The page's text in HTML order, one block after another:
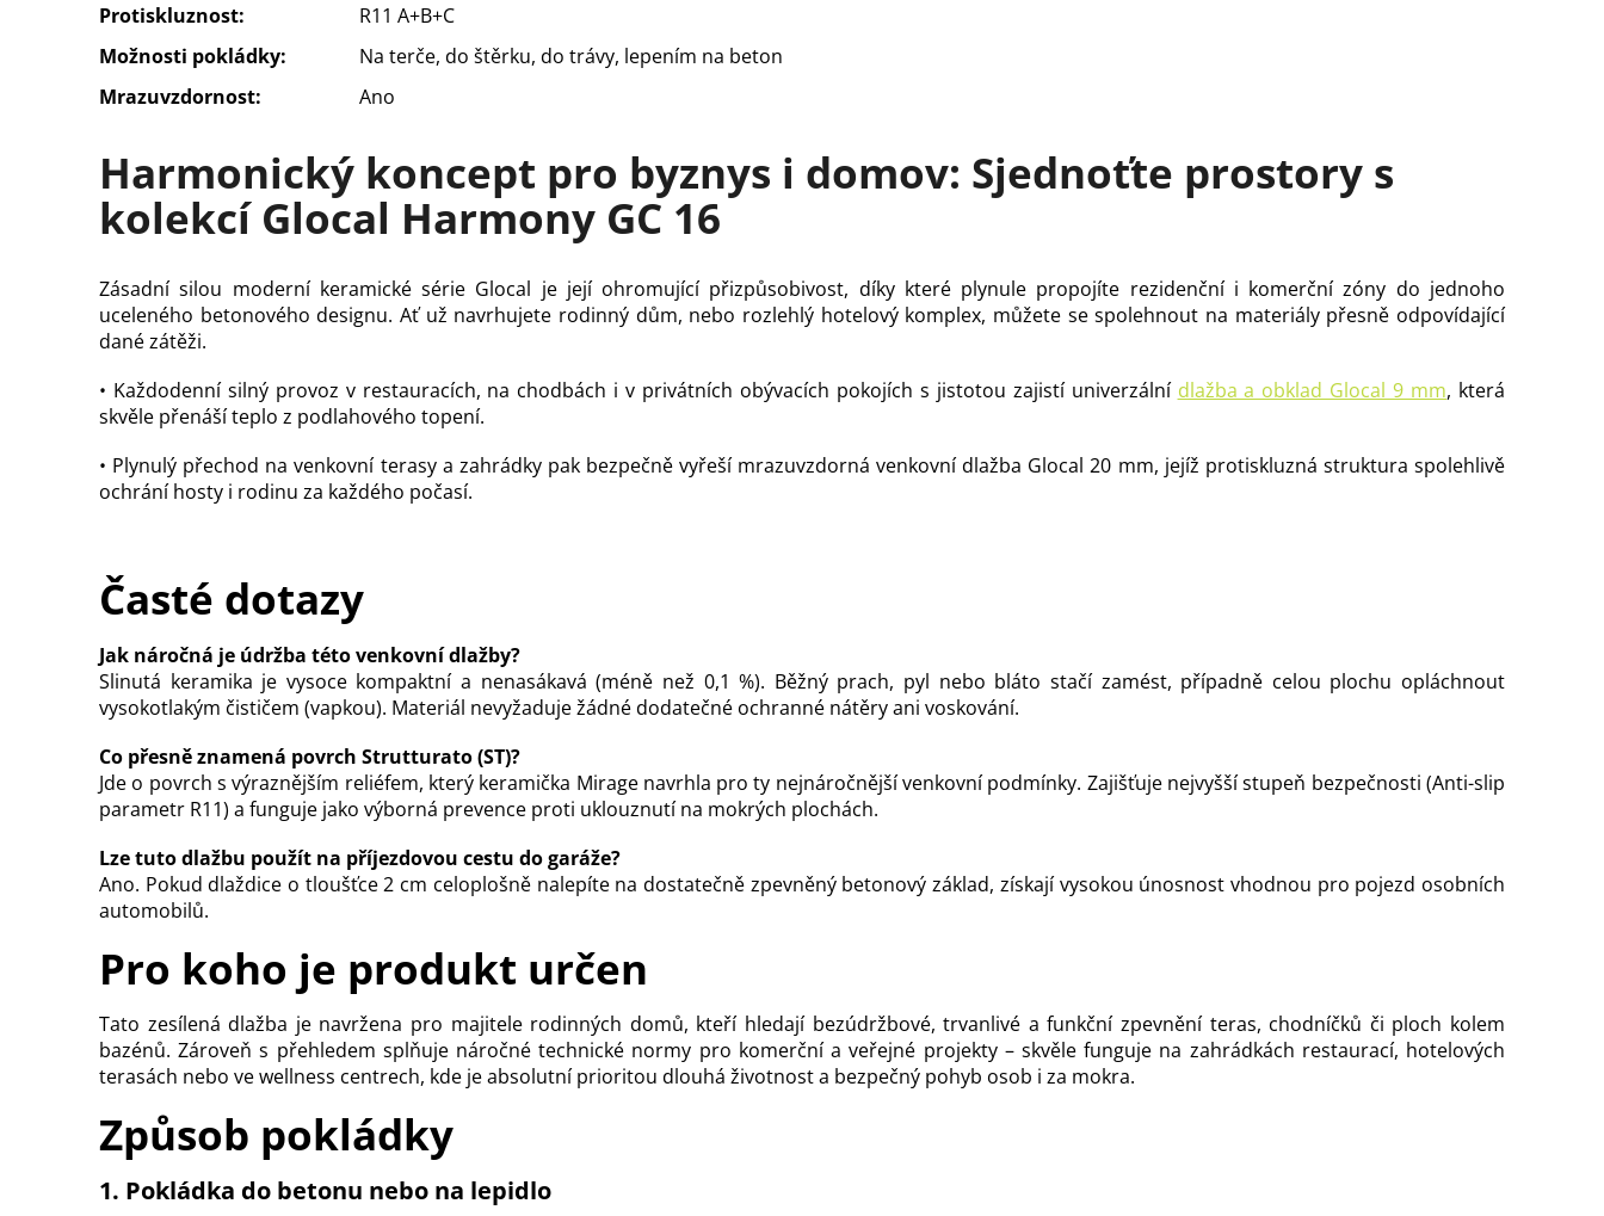
Protiskluznost:
R11 A+B+C
Možnosti pokládky:
Na terče, do štěrku, do trávy, lepením na beton
Mrazuvzdornost:
Ano
Harmonický koncept pro byznys i domov: Sjednoťte prostory s
kolekcí Glocal Harmony GC 16
Zásadní silou moderní keramické série Glocal je její ohromující přizpůsobivost, díky které plynule propojíte rezidenční i komerční zóny do jednoho
uceleného betonového designu. Ať už navrhujete rodinný dům, nebo rozlehlý hotelový komplex, můžete se spolehnout na materiály přesně odpovídající
dané zátěži.
• Každodenní silný provoz v restauracích, na chodbách i v privátních obývacích pokojích s jistotou zajistí univerzální dlažba a obklad Glocal 9 mm, která
skvěle přenáší teplo z podlahového topení.
• Plynulý přechod na venkovní terasy a zahrádky pak bezpečně vyřeší mrazuvzdorná venkovní dlažba Glocal 20 mm, jejíž protiskluzná struktura spolehlivě
ochrání hosty i rodinu za každého počasí.
Časté dotazy
Jak náročná je údržba této venkovní dlažby?
Slinutá keramika je vysoce kompaktní a nenasákavá (méně než 0,1 %). Běžný prach, pyl nebo bláto stačí zamést, případně celou plochu opláchnout
vysokotlakým čističem (vapkou). Materiál nevyžaduje žádné dodatečné ochranné nátěry ani voskování.
Co přesně znamená povrch Strutturato (ST)?
Jde o povrch s výraznějším reliéfem, který keramička Mirage navrhla pro ty nejnáročnější venkovní podmínky. Zajišťuje nejvyšší stupeň bezpečnosti (Anti-slip
parametr R11) a funguje jako výborná prevence proti uklouznutí na mokrých plochách.
Lze tuto dlažbu použít na příjezdovou cestu do garáže?
Ano. Pokud dlaždice o tloušťce 2 cm celoplošně nalepíte na dostatečně zpevněný betonový základ, získají vysokou únosnost vhodnou pro pojezd osobních
automobilů.
Pro koho je produkt určen
Tato zesílená dlažba je navržena pro majitele rodinných domů, kteří hledají bezúdržbové, trvanlivé a funkční zpevnění teras, chodníčků či ploch kolem
bazénů. Zároveň s přehledem splňuje náročné technické normy pro komerční a veřejné projekty – skvěle funguje na zahrádkách restaurací, hotelových
terasách nebo ve wellness centrech, kde je absolutní prioritou dlouhá životnost a bezpečný pohyb osob i za mokra.
Způsob pokládky
1. Pokládka do betonu nebo na lepidlo